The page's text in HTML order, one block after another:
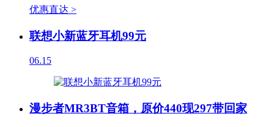
优惠直达 >
联想小新蓝牙耳机99元
06.15
漫步者MR3BT音箱，原价440现297带回家